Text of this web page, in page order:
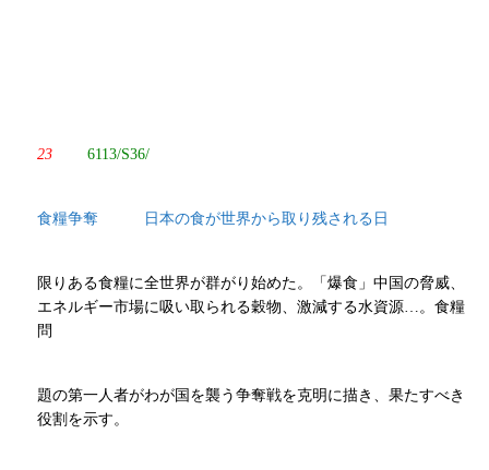
23 6113/S36/
食糧争奪 日本の食が世界から取り残される日
限りある食糧に全世界が群がり始めた。「爆食」中国の脅威、
エネルギー市場に吸い取られる穀物、激減する水資源…。食糧
問
題の第一人者がわが国を襲う争奪戦を克明に描き、果たすべき
役割を示す。